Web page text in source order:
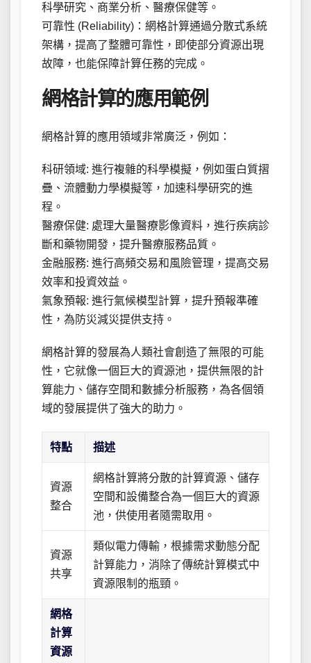
科學研究、商業分析、醫療保健等。
可靠性 (Reliability)：網格計算通過分散式系統
架構，提高了整體可靠性，即使部分資源出現
故障，也能保障計算任務的完成。
網格計算的應用範例
網格計算的應用領域非常廣泛，例如：
科研領域: 進行複雜的科學模擬，例如蛋白質摺
疊、流體動力學模擬等，加速科學研究的進
程。
醫療保健: 處理大量醫療影像資料，進行疾病診
斷和藥物開發，提升醫療服務品質。
金融服務: 進行高頻交易和風險管理，提高交易
效率和投資效益。
氣象預報: 進行氣候模型計算，提升預報準確
性，為防災減災提供支持。
網格計算的發展為人類社會創造了無限的可能
性，它就像一個巨大的資源池，提供無限的計
算能力、儲存空間和數據分析服務，為各個領
域的發展提供了強大的助力。
特點 描述
資源
整合
網格計算將分散的計算資源、儲存
空間和設備整合為一個巨大的資源
池，供使用者隨需取用。
資源
共享
類似電力傳輸，根據需求動態分配
計算能力，消除了傳統計算模式中
資源限制的瓶頸。
網格
計算
資源